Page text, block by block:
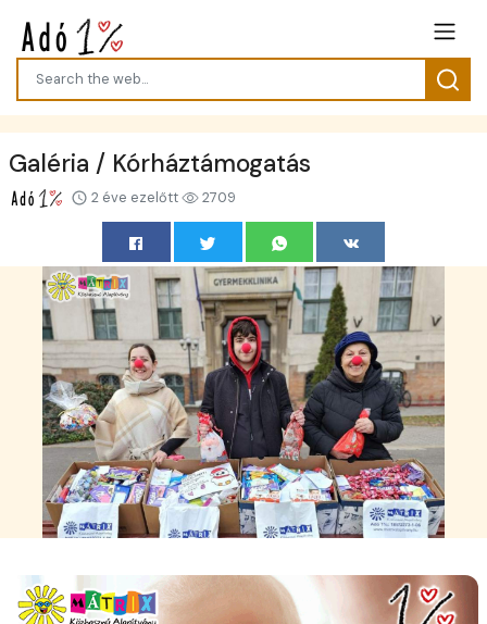
Galéria / Kórháztámogatás
2 éve ezelőtt 2709